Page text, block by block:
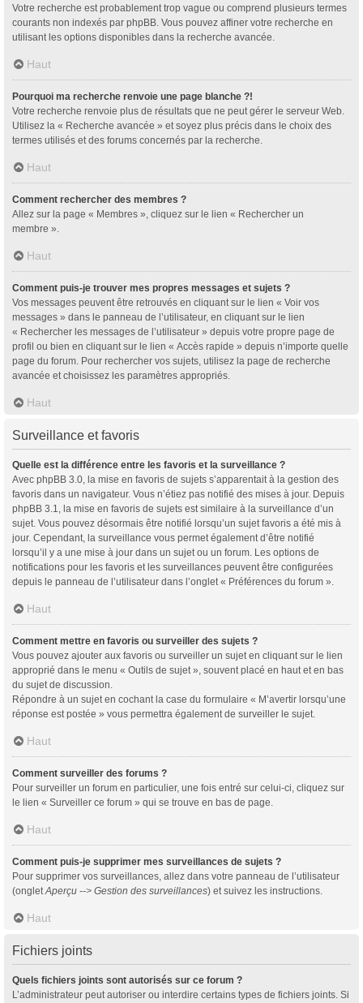
Votre recherche est probablement trop vague ou comprend plusieurs termes
courants non indexés par phpBB. Vous pouvez affiner votre recherche en
utilisant les options disponibles dans la recherche avancée.
Haut
Pourquoi ma recherche renvoie une page blanche ?!
Votre recherche renvoie plus de résultats que ne peut gérer le serveur Web.
Utilisez la « Recherche avancée » et soyez plus précis dans le choix des
termes utilisés et des forums concernés par la recherche.
Haut
Comment rechercher des membres ?
Allez sur la page « Membres », cliquez sur le lien « Rechercher un
membre ».
Haut
Comment puis-je trouver mes propres messages et sujets ?
Vos messages peuvent être retrouvés en cliquant sur le lien « Voir vos
messages » dans le panneau de l’utilisateur, en cliquant sur le lien
« Rechercher les messages de l’utilisateur » depuis votre propre page de
profil ou bien en cliquant sur le lien « Accès rapide » depuis n’importe quelle
page du forum. Pour rechercher vos sujets, utilisez la page de recherche
avancée et choisissez les paramètres appropriés.
Haut
Surveillance et favoris
Quelle est la différence entre les favoris et la surveillance ?
Avec phpBB 3.0, la mise en favoris de sujets s’apparentait à la gestion des
favoris dans un navigateur. Vous n’étiez pas notifié des mises à jour. Depuis
phpBB 3.1, la mise en favoris de sujets est similaire à la surveillance d’un
sujet. Vous pouvez désormais être notifié lorsqu’un sujet favoris a été mis à
jour. Cependant, la surveillance vous permet également d’être notifié
lorsqu’il y a une mise à jour dans un sujet ou un forum. Les options de
notifications pour les favoris et les surveillances peuvent être configurées
depuis le panneau de l’utilisateur dans l’onglet « Préférences du forum ».
Haut
Comment mettre en favoris ou surveiller des sujets ?
Vous pouvez ajouter aux favoris ou surveiller un sujet en cliquant sur le lien
approprié dans le menu « Outils de sujet », souvent placé en haut et en bas
du sujet de discussion.
Répondre à un sujet en cochant la case du formulaire « M’avertir lorsqu’une
réponse est postée » vous permettra également de surveiller le sujet.
Haut
Comment surveiller des forums ?
Pour surveiller un forum en particulier, une fois entré sur celui-ci, cliquez sur
le lien « Surveiller ce forum » qui se trouve en bas de page.
Haut
Comment puis-je supprimer mes surveillances de sujets ?
Pour supprimer vos surveillances, allez dans votre panneau de l’utilisateur
(ongletAperçu --> Gestion des surveillances) et suivez les instructions.
Haut
Fichiers joints
Quels fichiers joints sont autorisés sur ce forum ?
L’administrateur peut autoriser ou interdire certains types de fichiers joints. Si